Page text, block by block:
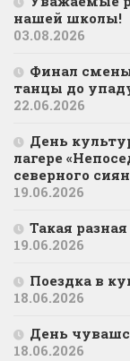
нашей школы!
03.08.2026
Финал смены
танцы до
22.06.2026
День
лагере
северного
19.06.2026
Такая
19.06.2026
Поездка в
18.06.2026
День
18.06.2026